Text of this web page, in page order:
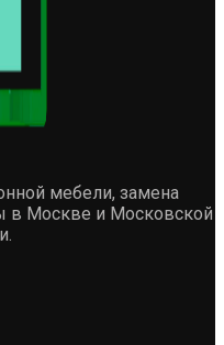
мебели, замена
в Москве и Московской